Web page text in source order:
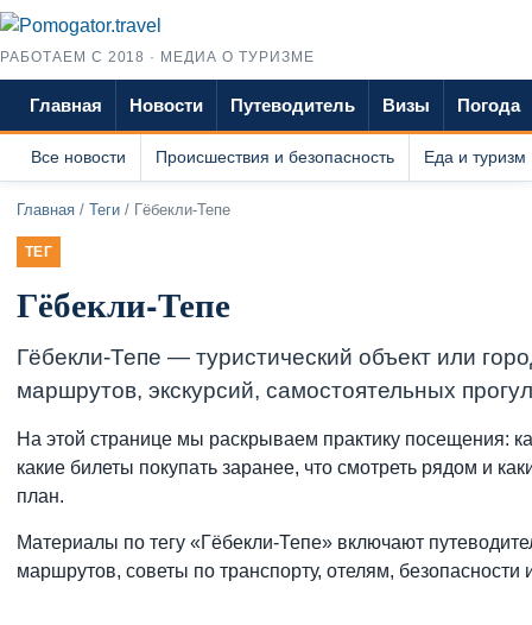
РАБОТАЕМ С 2018 · МЕДИА О ТУРИЗМЕ
Главная Новости Путеводитель Визы Погода
Все новости Происшествия и безопасность Еда и туризм
Главная / Теги / Гёбекли-Тепе
ТЕГ
Гёбекли-Тепе
Гёбекли-Тепе — туристический объект или
маршрутов, экскурсий, самостоятельных
На этой странице мы раскрываем практику посещения:
какие билеты покупать заранее, что смотреть рядом и
план.
Материалы по тегу «Гёбекли-Тепе» включают
маршрутов, советы по транспорту, отелям,